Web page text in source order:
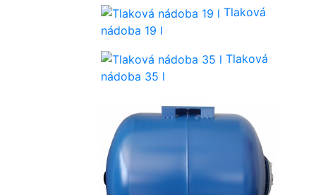
Tlaková
nádoba 19 l
Tlaková
nádoba 35 l